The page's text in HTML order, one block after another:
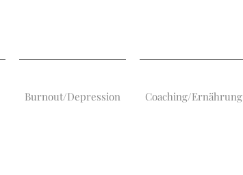
Burnout/Depression Coaching/Ernährung